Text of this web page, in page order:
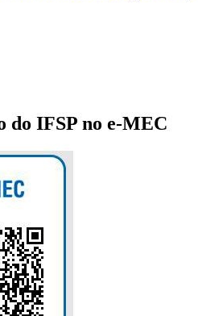
do IFSP no e-MEC